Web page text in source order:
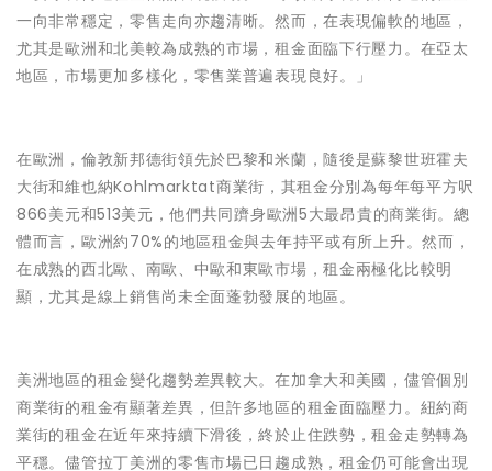
一向非常穩定，零售走向亦趨清晰。然而，在表現偏軟的地區，
尤其是歐洲和北美較為成熟的市場，租金面臨下行壓力。在亞太
地區，市場更加多樣化，零售業普遍表現良好。」
在歐洲，倫敦新邦德街領先於巴黎和米蘭，隨後是蘇黎世班霍夫
大街和維也納Kohlmarktat商業街，其租金分別為每年每平方呎
866美元和513美元，他們共同躋身歐洲5大最昂貴的商業街。總
體而言，歐洲約70%的地區租金與去年持平或有所上升。然而，
在成熟的西北歐、南歐、中歐和東歐市場，租金兩極化比較明
顯，尤其是線上銷售尚未全面蓬勃發展的地區。
美洲地區的租金變化趨勢差異較大。在加拿大和美國，儘管個別
商業街的租金有顯著差異，但許多地區的租金面臨壓力。紐約商
業街的租金在近年來持續下滑後，終於止住跌勢，租金走勢轉為
平穩。儘管拉丁美洲的零售市場已日趨成熟，租金仍可能會出現